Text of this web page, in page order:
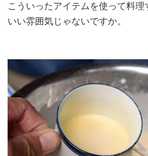
こういったアイテムを使って料
いい雰囲気じゃないですか。